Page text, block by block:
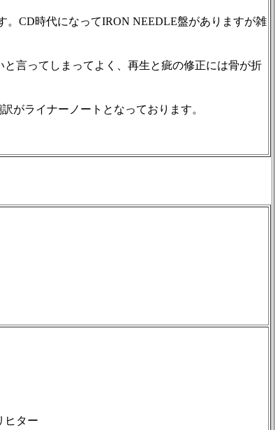
CD時代になってIRON NEEDLE盤がありますが雑
言ってしまってよく、再生と疵の修正には骨が折
がライナーノートとなっております。
ヒター